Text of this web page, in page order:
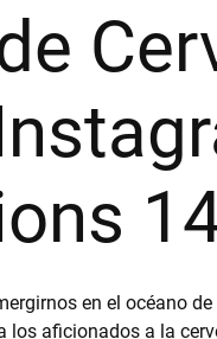
en el océano
los aficionados a la